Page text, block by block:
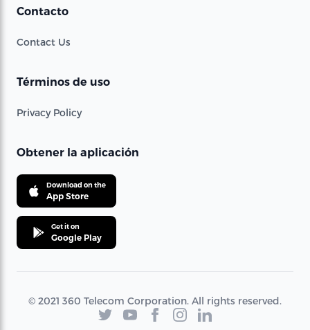
Contacto
Contact Us
Términos de uso
Privacy Policy
Obtener la aplicación
Download on the
App Store
Get it on
Google Play
© 2021 360 Telecom Corporation. All rights reserved.